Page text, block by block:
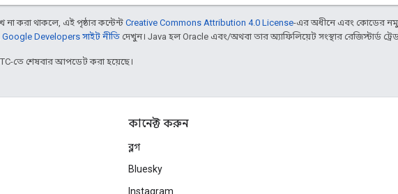
না করা থাকলে, এই পৃষ্ঠার কন্টেন্ট Creative Commons Attribution 4.0 License-এর অধীনে এবং কোডের
Google Developers সাইট নীতি দেখুন। Java হল Oracle এবং/অথবা তার অ্যাফিলিয়েট সংস্থার রেজিস্টার্ড
তে শেষবার আপডেট করা হয়েছে।
কানেক্ট করুন
ব্লগ
Bluesky
Instagram